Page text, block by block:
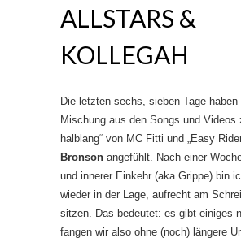
ALLSTARS &
KOLLEGAH
Die letzten sechs, sieben Tage
Mischung aus den Songs und Videos
halblang“ von MC Fitti und „Easy
Bronson angefühlt. Nach einer
und innerer Einkehr (aka Grippe) bin
wieder in der Lage, aufrecht am
sitzen. Das bedeutet: es gibt einiges
fangen wir also ohne (noch) längere